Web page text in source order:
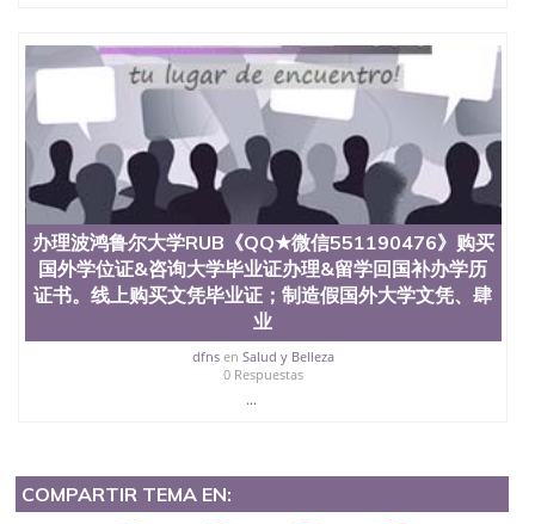
办理波鸿鲁尔大学RUB《QQ★微信551190476》购买
国外学位证&咨询大学毕业证办理&留学回国补办学历
证书。线上购买文凭毕业证；制造假国外大学文凭、肆
业
dfnsen Salud y Belleza
0 Respuestas
...
COMPARTIR TEMA EN: